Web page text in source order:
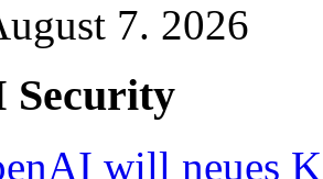
7. 2026
Security
will neues